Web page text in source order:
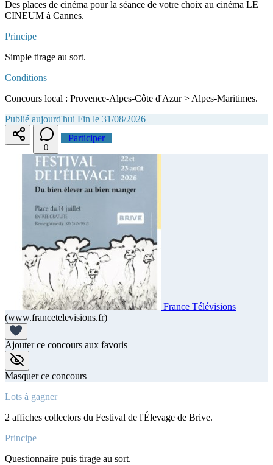
Des places de cinéma pour la séance de votre choix au cinéma LE
CINEUM à Cannes.
Principe
Simple tirage au sort.
Conditions
Concours local : Provence-Alpes-Côte d'Azur > Alpes-Maritimes.
Publié aujourd'hui Fin le 31/08/2026
0
Participer
France Télévisions
(www.francetelevisions.fr)
Ajouter ce concours aux favoris
Masquer ce concours
Lots à gagner
2 affiches collectors du Festival de l'Élevage de Brive.
Principe
Questionnaire puis tirage au sort.